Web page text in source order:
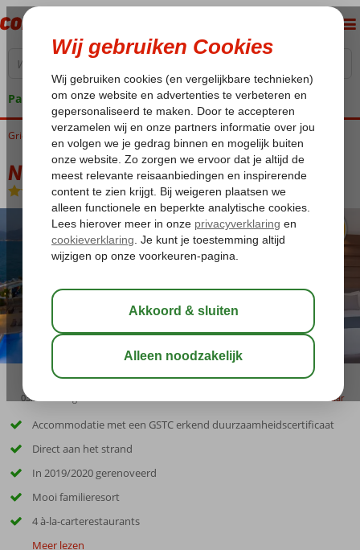
Pakketgarantie
Home
Griekenland Kreta Chersonissos Nana Golden Beach
Nana Golden Beach
All Inclusive-Hotel
03:30 bewaar
Accommodatie met een GSTC erkend duurzaamheidscertificaat
Direct aan het strand
In 2019/2020 gerenoveerd
Mooi familieresort
4 à-la-carterestaurants
Meer lezen